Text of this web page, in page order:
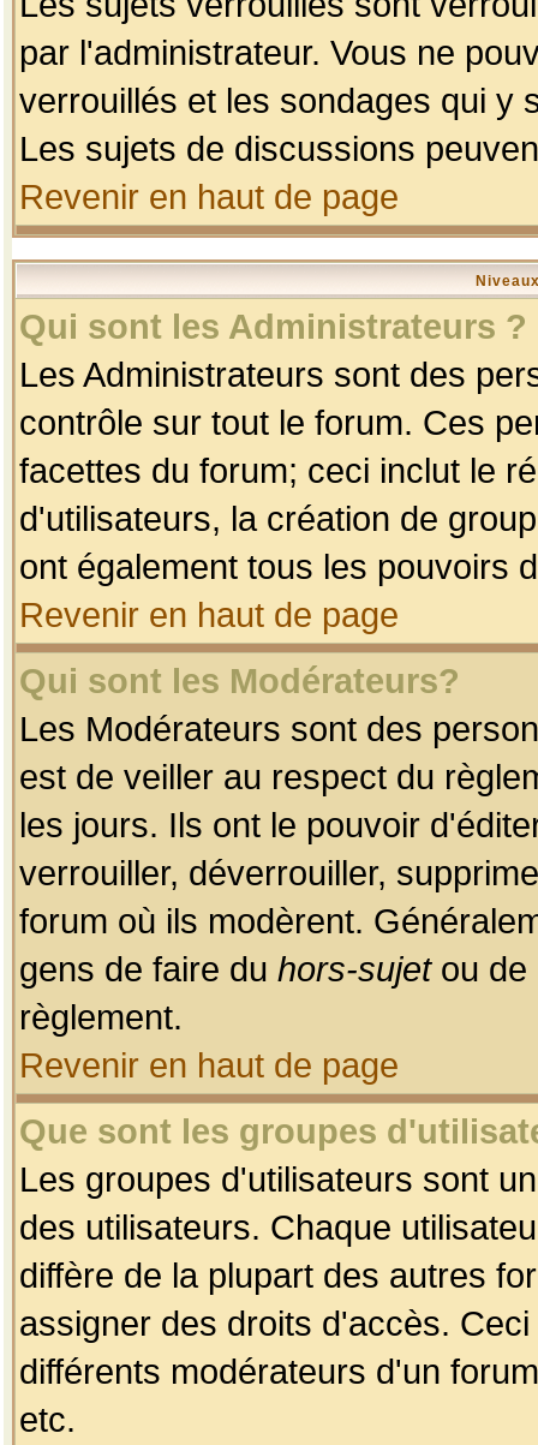
par l'administrateur. Vous ne
verrouillés et les sondages qui y
Les sujets de discussions
Revenir en haut de page
Qui sont les Administrateurs ?
Les Administrateurs sont des
contrôle sur tout le forum. Ces
facettes du forum; ceci inclut le
d'utilisateurs, la création de
ont également tous les pouvoirs
Revenir en haut de page
Qui sont les Modérateurs?
Les Modérateurs sont des
est de veiller au respect du
les jours. Ils ont le pouvoir
verrouiller, déverrouiller,
forum où ils modèrent.
gens de faire du hors-sujetou de
règlement.
Revenir en haut de page
Que sont les groupes
Les groupes d'utilisateurs sont
des utilisateurs. Chaque
diffère de la plupart des autres
assigner des droits d'accès.
différents modérateurs d'un
etc.